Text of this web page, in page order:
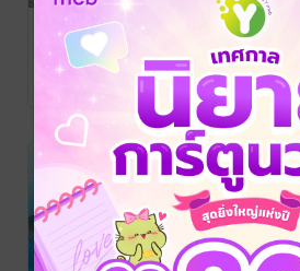
สร้างแผนที่เชิง
โต้ตอบด้วย
Leaflet.js และ
MySQL
สมศักดิ์ กลับใจ/
การพัฒนาระบบ
Web Map
Application
ด้วย Leaflet JS
สมศักดิ์ กลับใจ/
zMonkey Today
คอมพิวเตอร์
No Rating